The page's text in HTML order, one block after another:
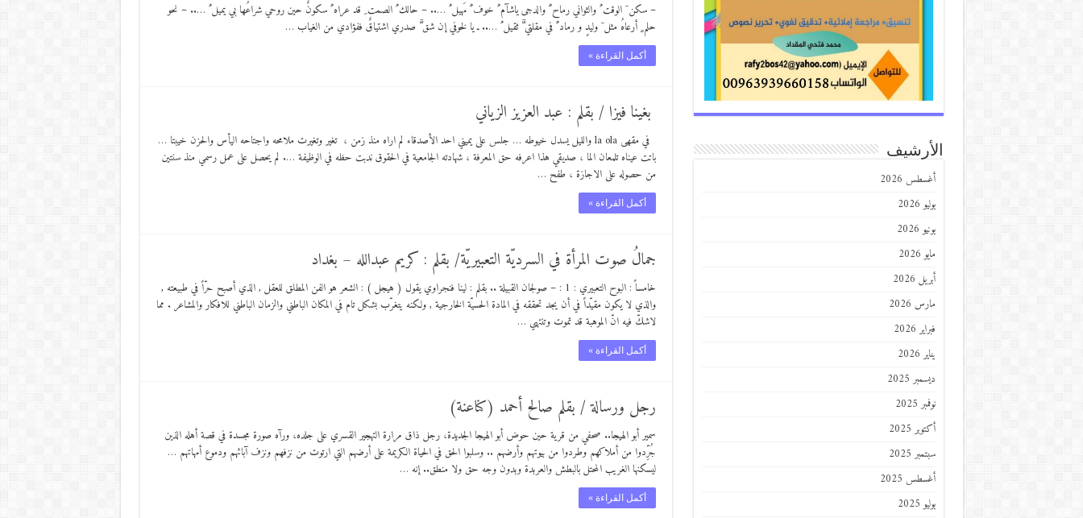
– سكن َ الوقت ُ والثواني رماح ٌ والدجى ياشآم ُ خوف ٌ مَهيل ُ ….. – حالك ُ الصمت ِ قد عراه ُ سكونٌ حين روحي شراعُها بي يميل ُ ….. – نحو
حلم ٍ أرعاهُ مثل َ وليدٍ و رماد ٌ في مقلتي َّ ثقيل ُ ….. ـ يا لخوفي إن شق َّ صدري اشتياقٌ ففؤادي من الغياب …
أكمل القراءة »
بغينا فيزا / بقلم : عبد العزيز الزياني
في مقهى la ola والليل يسدل خيوطه … جلس على يميني احد الأصدقاء لم اراه منذ زمن ، تغير وتغيرت ملامحه واجتاحه اليأس والحزن خيبتا …
باتت عيناه تلمعان الما ، صديقي هذا اعرفه حق المعرفة ، شهادته الجامعية في الحقوق ندبت حظه في الوظيفة …. لم يحصل على عمل رسمي منذ سنتين
من حصوله على الاجازة ، طفح …
أكمل القراءة »
جمالُ صوت المرأة في السرديّة التعبيريّة/ بقلم : كريم عبدالله – بغداد
خامساً : البوح التعبيري : 1 : – صولجان القبيلة .. بقلم : لينا فنجراوي يقول ( هيجل ) : الشعر هو الفن المطلق للعقل , الذي أصبح حرّاً في طبيعته ,
والذي لا يكون مقيّداً في أن يجد تحققه في المادة الحسيّة الخارجية , ولكنه يتغرّب بشكل تام في المكان الباطني والزمان الباطني للافكار والمشاعر . مما
لاشكّ فيه انّ الموهبة قد تموت وتنتهي …
أكمل القراءة »
رجل ورسالة / بقلم صالح أحمد (كناعنة)
سمير أبو الهيجا.. صحفي من قرية حين حوض أبو الهيجا الجديدة، رجل ذاق مرارة التهجير القسري على جلده، ورآه صورة مجسدة في قصة أهله الذين
جُرِّدوا من أملاكهم وطردوا من بيوتهم وأرضهم .. وسلبوا الحق في الحياة الكريمة على أرضهم التي ارتوت من نزفهم ونزف آبائهم ودموع أمهاتهم …
ليسكنها الغريب المحتل بالبطش والعربدة وبدون وجه حق ولا منطق.. إنه …
أكمل القراءة »
الأرشيف
أغسطس 2026
يوليو 2026
يونيو 2026
مايو 2026
أبريل 2026
مارس 2026
فبراير 2026
يناير 2026
ديسمبر 2025
نوفمبر 2025
أكتوبر 2025
سبتمبر 2025
أغسطس 2025
يوليو 2025